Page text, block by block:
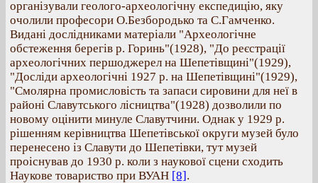
організували геолого-археологічну експедицію, яку
очолили професори О.Безбородько та С.Гамченко.
Видані дослідниками матеріали "Археологічне
обстеження берегів р. Горинь"(1928), "До реєстрації
археологічних першоджерел на Шепетівщині"(1929),
"Досліди археологічні 1927 р. на Шепетівщині"(1929),
"Смолярна промисловість та запаси сировини для неї в
районі Славутського лісництва"(1928) дозволили по
новому оцінити минуле Славутчини. Однак у 1929 р.
рішенням керівництва Шепетівської округи музей було
перенесено із Славути до Шепетівки, тут музей
проіснував до 1930 р. коли з наукової сцени сходить
Наукове товариство при ВУАН [8].